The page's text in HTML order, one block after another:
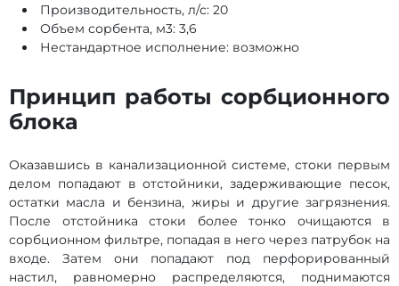
Производительность, л/с: 20
Объем сорбента, м3: 3,6
Нестандартное исполнение: возможно
Принцип работы сорбционного
блока
Оказавшись в канализационной системе, стоки первым
делом попадают в отстойники, задерживающие песок,
остатки масла и бензина, жиры и другие загрязнения.
После отстойника стоки более тонко очищаются в
сорбционном фильтре, попадая в него через патрубок на
входе. Затем они попадают под перфорированный
настил, равномерно распределяются, поднимаются